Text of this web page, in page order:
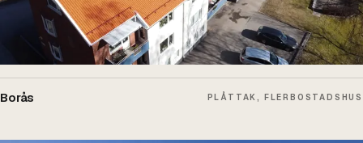
Borås PLÅTTAK, FLERBOSTADSHUS